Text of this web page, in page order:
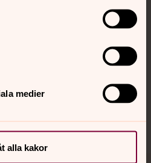
medier
alla kakor